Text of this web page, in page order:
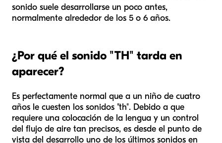
sonido suele desarrollarse un poco antes,
normalmente alrededor de los 5 o 6 años.
¿Por qué el sonido "TH" tarda en
aparecer?
Es perfectamente normal que a un niño de cuatro
años le cuesten los sonidos "th". Debido a que
requiere una colocación de la lengua y un control
del flujo de aire tan precisos, es desde el punto de
vista del desarrollo uno de los últimos sonidos en